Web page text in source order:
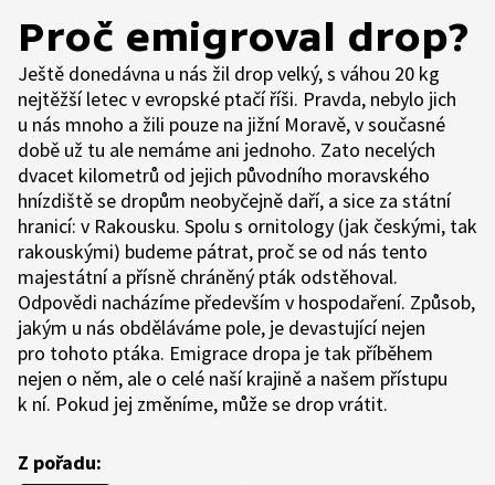
Proč emigroval drop?
Ještě donedávna u nás žil drop velký, s váhou 20 kg
nejtěžší letec v evropské ptačí říši. Pravda, nebylo jich
u nás mnoho a žili pouze na jižní Moravě, v současné
době už tu ale nemáme ani jednoho. Zato necelých
dvacet kilometrů od jejich původního moravského
hnízdiště se dropům neobyčejně daří, a sice za státní
hranicí: v Rakousku. Spolu s ornitology (jak českými, tak
rakouskými) budeme pátrat, proč se od nás tento
majestátní a přísně chráněný pták odstěhoval.
Odpovědi nacházíme především v hospodaření. Způsob,
jakým u nás obděláváme pole, je devastující nejen
pro tohoto ptáka. Emigrace dropa je tak příběhem
nejen o něm, ale o celé naší krajině a našem přístupu
k ní. Pokud jej změníme, může se drop vrátit.
Z pořadu: